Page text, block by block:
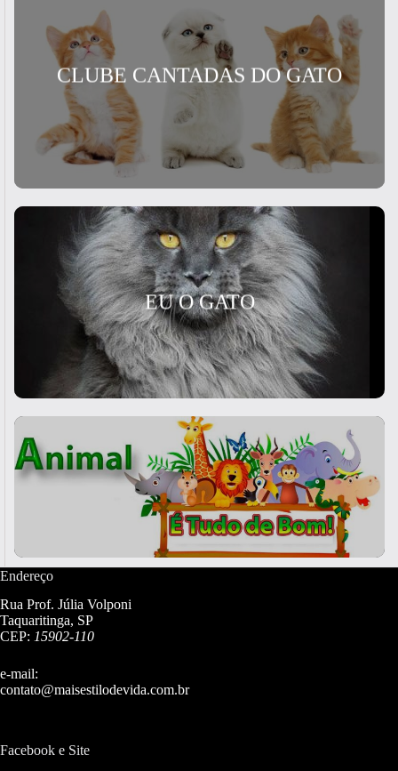
CLUBE CANTADAS DO GATO
EU O GATO
Endereço
Rua Prof. Júlia Volponi
Taquaritinga, SP
CEP: 15902-110
e-mail:
contato@maisestilodevida.com.br
Facebook e Site